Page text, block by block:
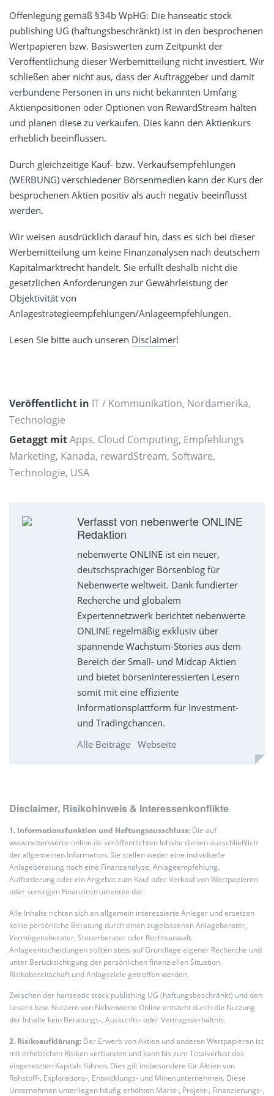
Offenlegung gemäß §34b WpHG: Die hanseatic stock
publishing UG (haftungsbeschränkt) ist in den besprochenen
Wertpapieren bzw. Basiswerten zum Zeitpunkt der
Veröffentlichung dieser Werbemitteilung nicht investiert. Wir
schließen aber nicht aus, dass der Auftraggeber und damit
verbundene Personen in uns nicht bekannten Umfang
Aktienpositionen oder Optionen von RewardStream halten
und planen diese zu verkaufen. Dies kann den Aktienkurs
erheblich beeinflussen.
Durch gleichzeitige Kauf- bzw. Verkaufsempfehlungen
(WERBUNG) verschiedener Börsenmedien kann der Kurs der
besprochenen Aktien positiv als auch negativ beeinflusst
werden.
Wir weisen ausdrücklich darauf hin, dass es sich bei dieser
Werbemitteilung um keine Finanzanalysen nach deutschem
Kapitalmarktrecht handelt. Sie erfüllt deshalb nicht die
gesetzlichen Anforderungen zur Gewährleistung der
Objektivität von
Anlagestrategieempfehlungen/Anlageempfehlungen.
Lesen Sie bitte auch unseren Disclaimer!
Veröffentlicht in IT / Kommunikation, Nordamerika,
Technologie
Getaggt mitApps, Cloud Computing, Empfehlungs
Marketing, Kanada, rewardStream, Software,
Technologie, USA
Verfasst von nebenwerte ONLINE
Redaktion
nebenwerte ONLINE ist ein neuer,
deutschsprachiger Börsenblog für
Nebenwerte weltweit. Dank fundierter
Recherche und globalem
Expertennetzwerk berichtet nebenwerte
ONLINE regelmäßig exklusiv über
spannende Wachstum-Stories aus dem
Bereich der Small- und Midcap Aktien
und bietet börseninteressierten Lesern
somit mit eine effiziente
Informationsplattform für Investment-
und Tradingchancen.
Alle Beiträge
Webseite
Disclaimer, Risikohinweis & Interessenkonflikte
1. Informationsfunktion und Haftungsausschluss: Die auf
www.nebenwerte-online.de veröffentlichten Inhalte dienen ausschließlich
der allgemeinen Information. Sie stellen weder eine individuelle
Anlageberatung noch eine Finanzanalyse, Anlageempfehlung,
Aufforderung oder ein Angebot zum Kauf oder Verkauf von Wertpapieren
oder sonstigen Finanzinstrumenten dar.
Alle Inhalte richten sich an allgemein interessierte Anleger und ersetzen
keine persönliche Beratung durch einen zugelassenen Anlageberater,
Vermögensberater, Steuerberater oder Rechtsanwalt.
Anlageentscheidungen sollten stets auf Grundlage eigener Recherche und
unter Berücksichtigung der persönlichen finanziellen Situation,
Risikobereitschaft und Anlageziele getroffen werden.
Zwischen der hanseatic stock publishing UG (haftungsbeschränkt) und den
Lesern bzw. Nutzern von Nebenwerte Online entsteht durch die Nutzung
der Inhalte kein Beratungs-, Auskunfts- oder Vertragsverhältnis.
2. Risikoaufklärung: Der Erwerb von Aktien und anderen Wertpapieren ist
mit erheblichen Risiken verbunden und kann bis zum Totalverlust des
eingesetzten Kapitals führen. Dies gilt insbesondere für Aktien von
Rohstoff-, Explorations-, Entwicklungs- und Minenunternehmen. Diese
Unternehmen unterliegen häufig erhöhten Markt-, Projekt-, Finanzierungs-,